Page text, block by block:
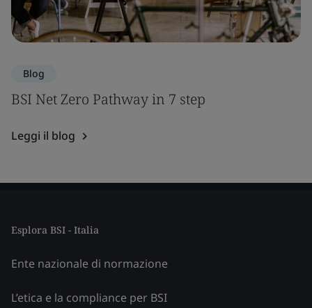
Blog
BSI Net Zero Pathway in 7 step
Leggi il blog
Esplora BSI - Italia
Ente nazionale di normazione
L’etica e la compliance per BSI